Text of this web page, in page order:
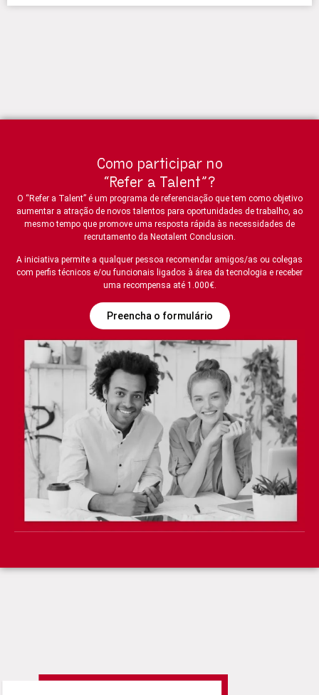
Como participar no
“Refer a Talent”?
O “Refer a Talent” é um programa de referenciação que tem como objetivo
aumentar a atração de novos talentos para oportunidades de trabalho, ao
mesmo tempo que promove uma resposta rápida às necessidades de
recrutamento da Neotalent Conclusion.
A iniciativa permite a qualquer pessoa recomendar amigos/as ou colegas
com perfis técnicos e/ou funcionais ligados à área da tecnologia e receber
uma recompensa até 1.000€.
Preencha o formulário